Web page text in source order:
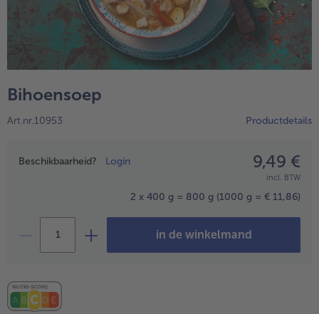
High Protein
alleHigh Protein
Veggie & Vegan
Bihoensoep
Art.nr.10953 Productdetails
Prijsopgave
Beschikbaarheid? Login 9,49 €
incl. BTW
2 x 400 g = 800 g (1000 g = € 11,86)
in de winkelmand